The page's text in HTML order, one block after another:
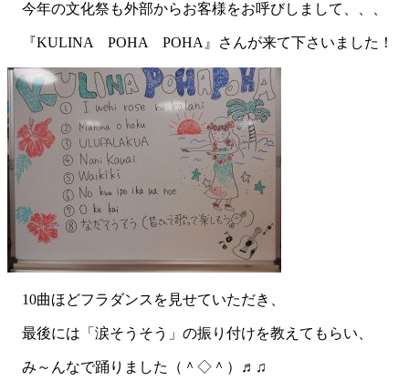
今年の文化祭も外部からお客様をお呼びしまして、、、
『KULINA POHA POHA』さんが来て下さいました！
10曲ほどフラダンスを見せていただき、
最後には「涙そうそう」の振り付けを教えてもらい、
み～んなで踊りました（＾◇＾）♬♫